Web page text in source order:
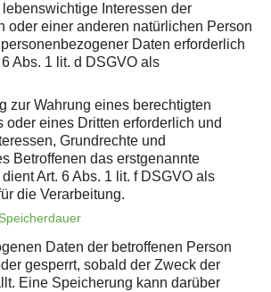
Interessen der
oder einer anderen natürlichen Person
Daten erforderlich
Abs. 1 lit. d DSGVO als
zur Wahrung eines berechtigten
oder eines Dritten erforderlich und
Grundrechte und
Betroffenen das erstgenannte
dient Art. 6 Abs. 1 lit. f DSGVO als
die Verarbeitung.
Daten der betroffenen Person
gesperrt, sobald der Zweck der
Eine Speicherung kann darüber